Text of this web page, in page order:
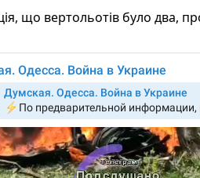
що вертольотів було два,